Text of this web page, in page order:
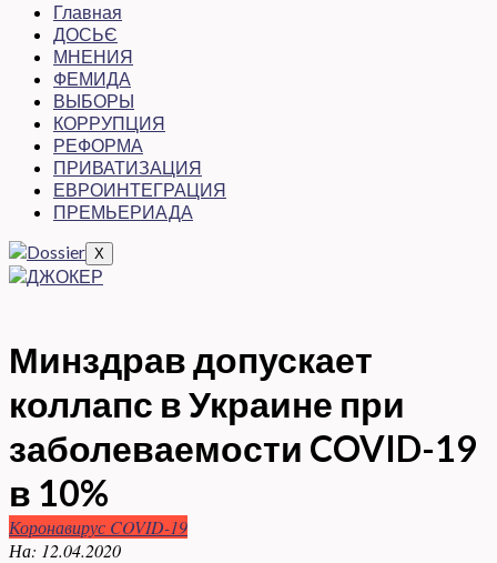
Главная
ДОСЬЄ
МНЕНИЯ
ФЕМИДА
ВЫБОРЫ
КОРРУПЦИЯ
РЕФОРМА
ПРИВАТИЗАЦИЯ
ЕВРОИНТЕГРАЦИЯ
ПРЕМЬЕРИАДА
X
Минздрав допускает
коллапс в Украине при
заболеваемости COVID-19
в 10%
Коронавирус COVID-19
На: 12.04.2020